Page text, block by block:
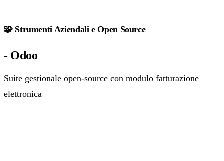
🧩 Strumenti Aziendali e Open Source
- Odoo
Suite gestionale open‑source con modulo fatturazione
elettronica